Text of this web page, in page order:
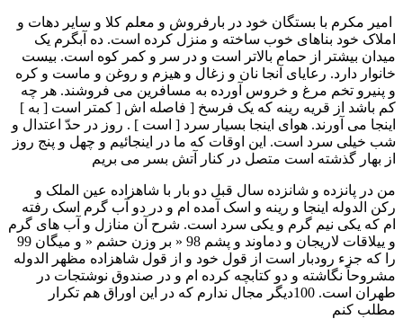
امير مکرم با بستگان خود در بارفروش و معلم کلا و ساير دهات و
املاک خود بناهای خوب ساخته و منزل کرده است. ده آبگرم يک
ميدان بيشتر از حمام بالاتر است و در سر و کمر کوه است. بيست
خانوار دارد. رعايای آنجا نان و زغال و هيزم و روغن و ماست و کره
و پنيرو تخم مرغ و خروس آورده به مسافرين می فروشند. هر چه
کم باشد از قريه رينه که يک فرسخ [ فاصله اش [ کمتر است [ به ]
اينجا می آورند. هوای اينجا بسيار سرد [ است ] . روز در حدّ اعتدال و
شب خيلی سرد است. اين اوقات که ما در اينجائيم و چهل و پنج روز
از بهار گذشته است متصل در کنار آتش بسر می بريم
من در پانزده و شانزده سال قبل دو بار با شاهزاده عين الملک و
رکن الدوله اينجا و رينه و اسک آمده ام و در دو آب گرم اسک رفته
ام که يکی نيم گرم و يکی سرد است. شرح آن منازل و آب های گرم
و ييلاقات لاريجان و دماوند و پشم 98 « بر وزن حشم « و ميگان 99
را که جزء رودبار است از قول خود و از قول شاهزاده مظهر الدوله
مشروحاً نگاشته و دو کتابچه کرده ام و در صندوق نوشتجات در
طهران است. 100ديگر مجال ندارم که در اين اوراق هم تکرار
مطلب کنم